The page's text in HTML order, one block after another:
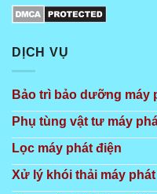
DỊCH VỤ
Bảo trì bảo dưỡng máy
Phụ tùng vật tư máy
Lọc máy phát điện
Xử lý khói thải máy